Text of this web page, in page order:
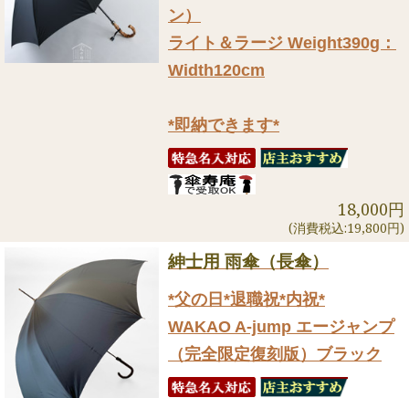
ン）
ライト＆ラージ Weight390g：
Width120cm
*即納できます*
18,000円
(消費税込:19,800円)
紳士用 雨傘（長傘）
*父の日*退職祝*内祝*
WAKAO A-jump エージャンプ
（完全限定復刻版）ブラック